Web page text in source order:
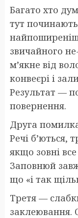
Багато хто
тут
звичайного
м’якне від
конвеєрі і
Результат —
повернення.
Друга
Речі б’ються,
якщо зовні
Заповнюй
що «і так
Третя —
заклеювання.